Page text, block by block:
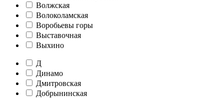
Волжская
Волоколамская
Воробьевы горы
Выставочная
Выхино
Д
Динамо
Дмитровская
Добрынинская